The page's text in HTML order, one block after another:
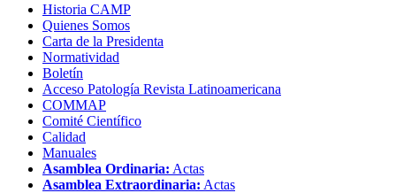
Historia CAMP
Quienes Somos
Carta de la Presidenta
Normatividad
Boletín
Acceso Patología Revista Latinoamericana
COMMAP
Comité Científico
Calidad
Manuales
Asamblea Ordinaria: Actas
Asamblea Extraordinaria: Actas